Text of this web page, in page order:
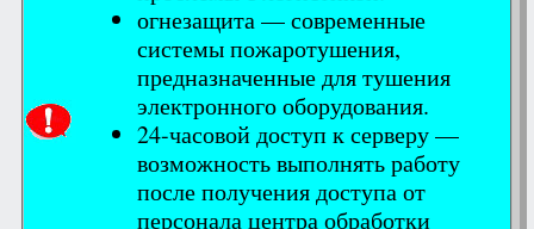
огнезащита — современные
системы пожаротушения,
предназначенные для тушения
электронного оборудования.
24-часовой доступ к серверу —
возможность выполнять работу
после получения доступа от
персонала центра обработки